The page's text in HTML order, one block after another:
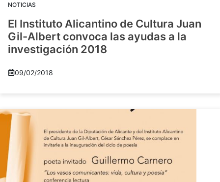
NOTICIAS
El Instituto Alicantino de Cultura Juan
Gil-Albert convoca las ayudas a la
investigación 2018
09/02/2018